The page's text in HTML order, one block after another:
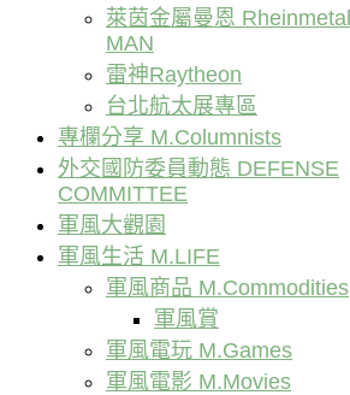
萊茵金屬曼恩 Rheinmetall
MAN
雷神Raytheon
台北航太展專區
專欄分享 M.Columnists
外交國防委員動態 DEFENSE
COMMITTEE
軍風大觀園
軍風生活 M.LIFE
軍風商品 M.Commodities
軍風賞
軍風電玩 M.Games
軍風電影 M.Movies